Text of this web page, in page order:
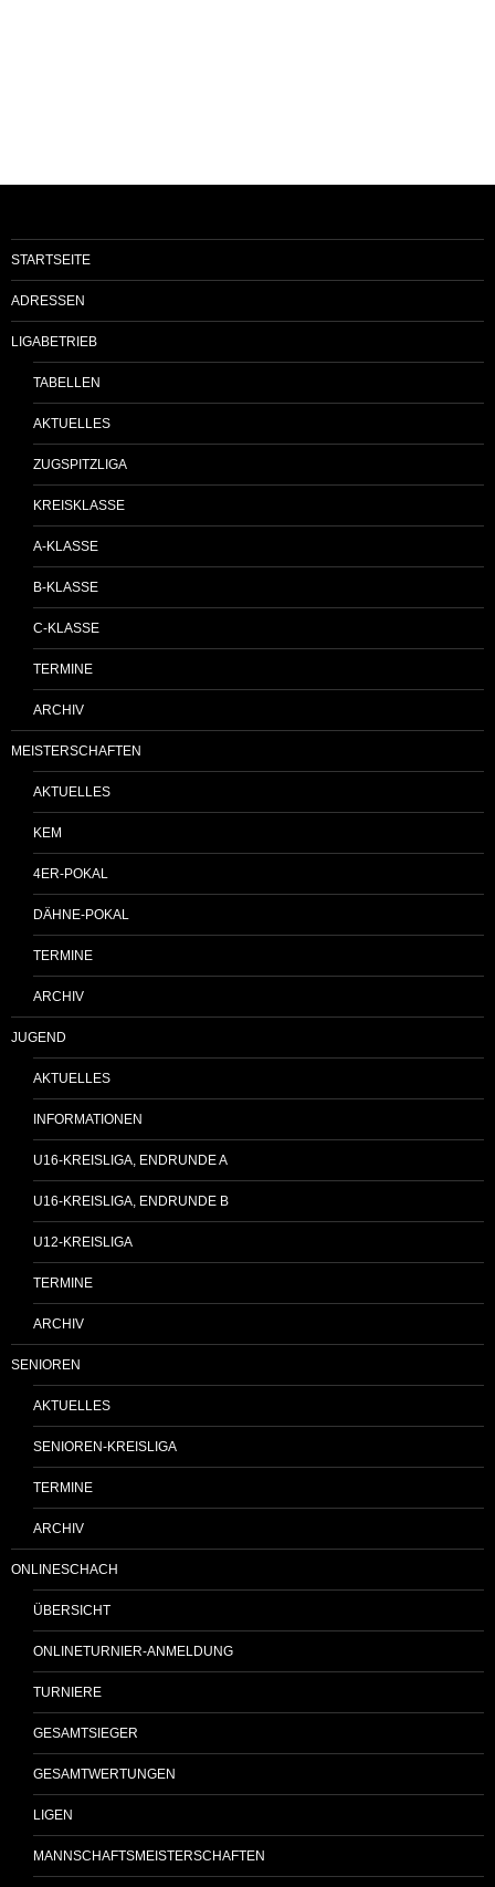
STARTSEITE
ADRESSEN
LIGABETRIEB
TABELLEN
AKTUELLES
ZUGSPITZLIGA
KREISKLASSE
A-KLASSE
B-KLASSE
C-KLASSE
TERMINE
ARCHIV
MEISTERSCHAFTEN
AKTUELLES
KEM
4ER-POKAL
DÄHNE-POKAL
TERMINE
ARCHIV
JUGEND
AKTUELLES
INFORMATIONEN
U16-KREISLIGA, ENDRUNDE A
U16-KREISLIGA, ENDRUNDE B
U12-KREISLIGA
TERMINE
ARCHIV
SENIOREN
AKTUELLES
SENIOREN-KREISLIGA
TERMINE
ARCHIV
ONLINESCHACH
ÜBERSICHT
ONLINETURNIER-ANMELDUNG
TURNIERE
GESAMTSIEGER
GESAMTWERTUNGEN
LIGEN
MANNSCHAFTSMEISTERSCHAFTEN